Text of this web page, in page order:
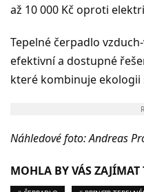
až 10 000 Kč oproti
Tepelné čerpadlo
efektivní a dostupné
které kombinuje
Náhledové foto: Andreas
MOHLA BY VÁS ZAJÍMAT